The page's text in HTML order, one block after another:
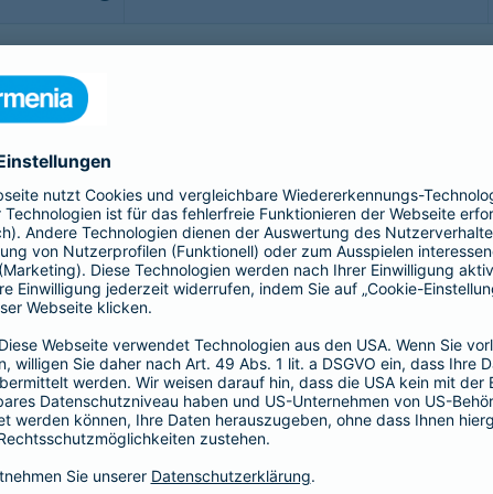
man sorgenfrei genießen. Doch was, wenn doch
bis hin zur Gepäckversicherung:
Sie sich, Ihr Gepäck und Ihre Reisekosten rund